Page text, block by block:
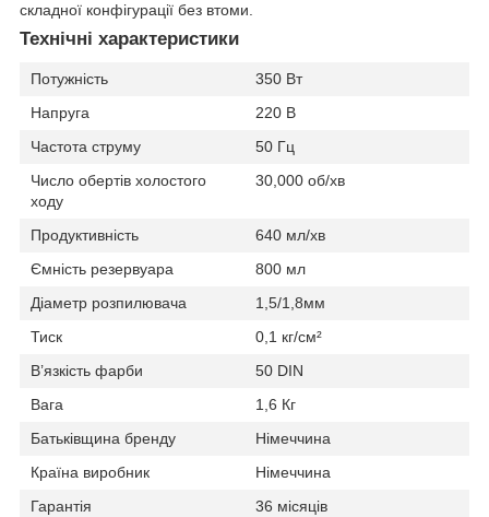
складної конфігурації без втоми.
Технічні характеристики
Потужність
350 Вт
Напруга
220 В
Частота струму
50 Гц
Число обертів холостого
ходу
30,000 об/хв
Продуктивність
640 мл/хв
Ємність резервуара
800 мл
Діаметр розпилювача
1,5/1,8мм
Тиск
0,1 кг/см²
В’язкість фарби
50 DIN
Вага
1,6 Кг
Батьківщина бренду
Німеччина
Країна виробник
Німеччина
Гарантія
36 місяців